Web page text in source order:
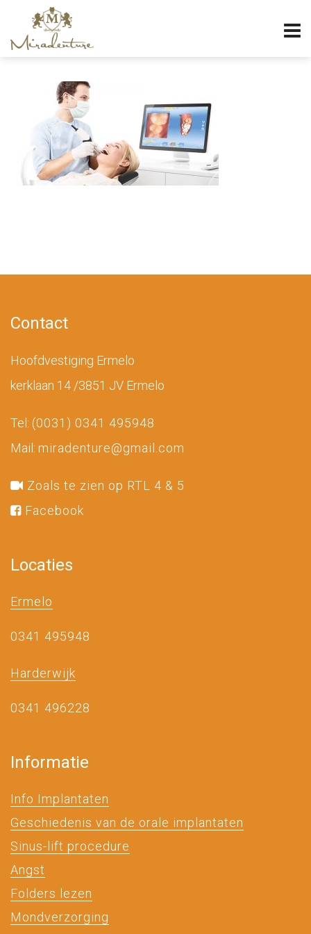
Contact
Hoofdvestiging Ermelo
kerklaan 14 /3851 JV Ermelo
Tel: (0031) 0341 495948
Mail: miradenture@gmail.com
Zoals te zien op RTL 4 & 5
Facebook
Locaties
Ermelo
0341 495948
Harderwijk
0341 496228
Informatie
Info Implantaten
Geschiedenis van de orale implantaten
Sinus-lift procedure
Angst
Folders lezen
Mondverzorging